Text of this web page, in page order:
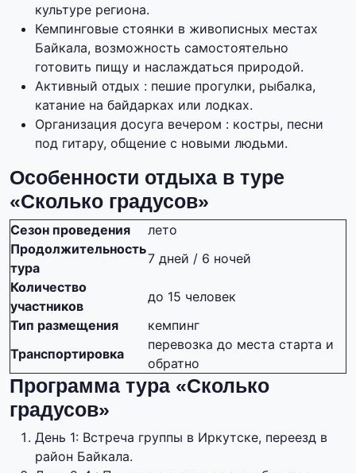
культуре региона.
Кемпинговые стоянки в живописных местах
Байкала, возможность самостоятельно
готовить пищу и наслаждаться природой.
Активный отдых : пешие прогулки, рыбалка,
катание на байдарках или лодках.
Организация досуга вечером : костры, песни
под гитару, общение с новыми людьми.
Особенности отдыха в туре
«Сколько градусов»
Сезон проведения
лето
Продолжительность
тура
7 дней / 6 ночей
Количество
участников
до 15 человек
Тип размещения
кемпинг
Транспортировка
перевозка до места старта и
обратно
Программа тура «Сколько
градусов»
День 1: Встреча группы в Иркутске, переезд в
район Байкала.